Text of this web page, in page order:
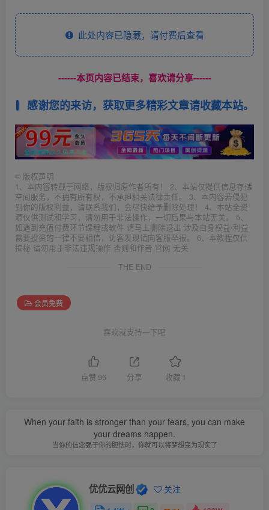
此处内容已隐藏，请付费后查看
------本页内容已结束，喜欢请分享------
感谢您的来访，获取更多精彩文章请收藏本站。
© 版权声明
1、本内容转载于网络，版权归原作者所有！ 2、本站仅提供信息存储
空间服务，不拥有所有权，不承担相关法律责任。 3、本内容若侵犯
到你的版权利益，请联系我们，会尽快给予删除处理！ 4、本站全资
源仅供测试和学习，请勿用于非法操作，一切后果与本站无关。 5、
如遇到充值付费环节课程或软件 请马上删除退出 涉及自身权益/利益
需要投资的一律不要相信，访客发现请向客服举报。 6、本教程仅供
揭秘 请勿用于非法违规操作 否则和作者 官网 无关
THE END
会员免费
喜欢就支持一下吧
点赞 96 分享 收藏 1
When your faith is stronger than your fears, you can make
your dreams happen.
当你的信念强于你的胆怯时，你就可以将梦想变为现实了
优优云网创 关注